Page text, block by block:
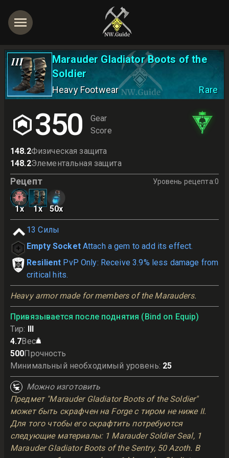
III
Marauder Gladiator Boots of the
Soldier
Heavy Footwear Rare
350
Gear
Score
148.2Физическая защита
148.2Элементальная защита
Рецепт Уровень рецепта:0
1x 1x 50x
13 Силы
Empty Socket Attach a gem to add its effect.
Resilient PvP Only: Receive 3.9% less damage from
critical hits.
Heavy armor made for members of the Marauders.
Привязывается после поднятия (Bind on Equip)
Тир: III
4.7Вес
500Прочность
Минимальный необходимый уровень: 25
Можно изготовить
Предмет "Marauder Gladiator Boots of the Soldier"
может быть скрафчен на Forge с тиром не ниже II.
Для того чтобы его скрафтить потребуются
следующие материалы: 1 Marauder Soldier Seal, 1
Marauder Gladiator Boots of the Sentry, 50 Azoth. В